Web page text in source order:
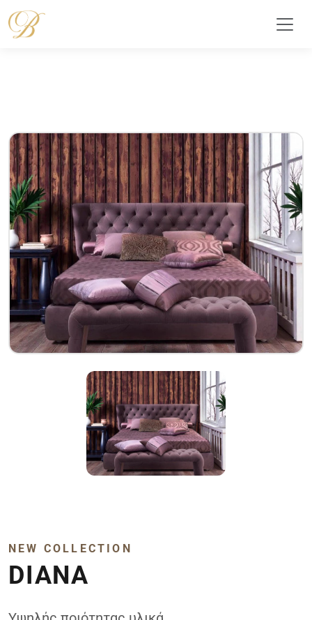
NEW COLLECTION
DIANA